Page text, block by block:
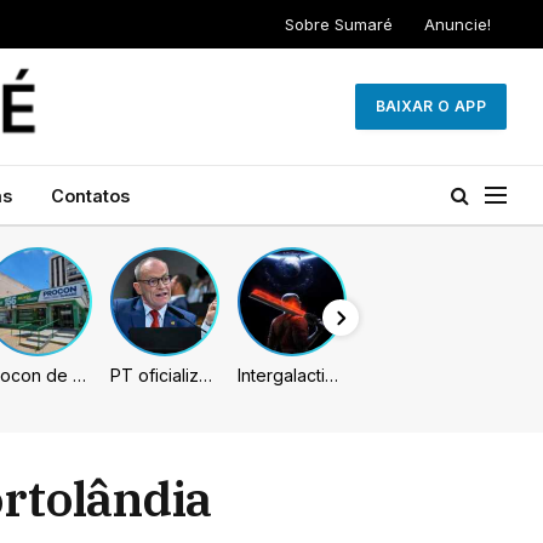
Sobre Sumaré Anuncie!
BAIXAR O APP
Contatos
Procon de Sumaré promove mutirão de renegociação de dívidas com bancos, empresas e concessionárias PT oficializa Contarato como candidato à reeleição ao Senado no ES Intergalactic: The Heretic Prophet pode chegar unicamente em 2027, indicam rumores